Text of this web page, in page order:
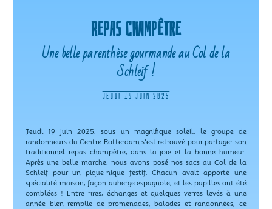
REPAS CHAMPÊTRE
Une belle parenthèse gourmande au Col de la
Schleif !
JEUDI 19 JUIN 2025
Jeudi 19 juin 2025, sous un magnifique soleil, le groupe de
randonneurs du Centre Rotterdam s’est retrouvé pour partager son
traditionnel repas champêtre, dans la joie et la bonne humeur.
Après une belle marche, nous avons posé nos sacs au Col de la
Schleif pour un pique-nique festif. Chacun avait apporté une
spécialité maison, façon auberge espagnole, et les papilles ont été
comblées ! Entre rires, échanges et quelques verres levés à une
année bien remplie de promenades, balades et randonnées, ce